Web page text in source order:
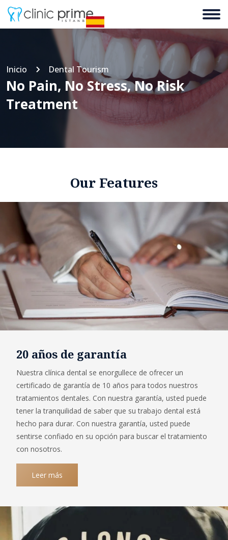
Inicio Dental Tourism
No Pain, No Stress, No Risk
Treatment
Our Features
20 años de garantía
Nuestra clínica dental se enorgullece de ofrecer un
certificado de garantía de 10 años para todos nuestros
tratamientos dentales. Con nuestra garantía, usted puede
tener la tranquilidad de saber que su trabajo dental está
hecho para durar. Con nuestra garantía, usted puede
sentirse confiado en su opción para buscar el tratamiento
con nosotros.
Leer más